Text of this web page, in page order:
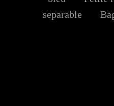
separable